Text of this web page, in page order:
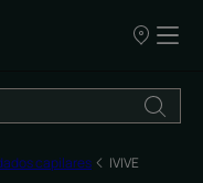
OS
DE
VENDA
capilares IVIVE